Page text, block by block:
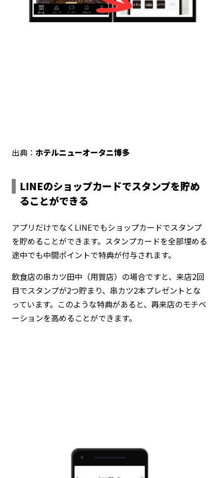
出典： ホテルニューオータニ博多
LINEのショップカードでスタンプを貯め
ることができる
アプリだけでなくLINEでもショップカードでスタンプ
を貯めることができます。スタンプカードを全部埋める
途中でも中間ポイントで特典が付与されます。
飲食店の串カツ田中（用賀店）の場合ですと、来店2回
目でスタンプが2つ貯まり、串カツ2本プレゼントとな
っています。このような特典があると、再来店のモチベ
ーションを高めることができます。